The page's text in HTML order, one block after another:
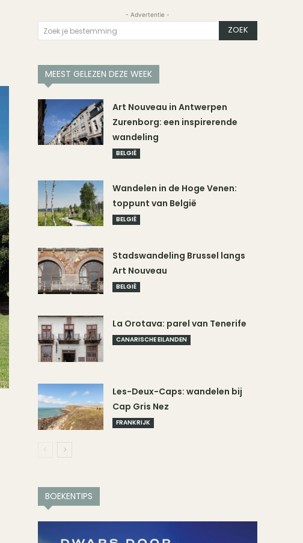
- Advertentie -
Zoek je bestemming ZOEK
MEEST GELEZEN DEZE WEEK
Art Nouveau in Antwerpen
Zurenborg: een inspirerende
wandeling
BELGIË
Wandelen in de Hoge Venen:
toppunt van België
BELGIË
Stadswandeling Brussel langs
Art Nouveau
BELGIË
La Orotava: parel van Tenerife
CANARISCHE EILANDEN
Les-Deux-Caps: wandelen bij
Cap Gris Nez
FRANKRIJK
BOEKENTIPS